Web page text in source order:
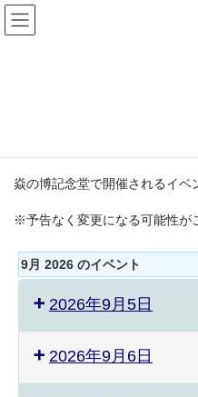
コ
ン
ッ
ナ
ビ
移
焱の博記念堂で開催されるイベ
※予告なく変更になる可能性が
9月 2026 のイベント
2026年9月5日
2026年9月6日